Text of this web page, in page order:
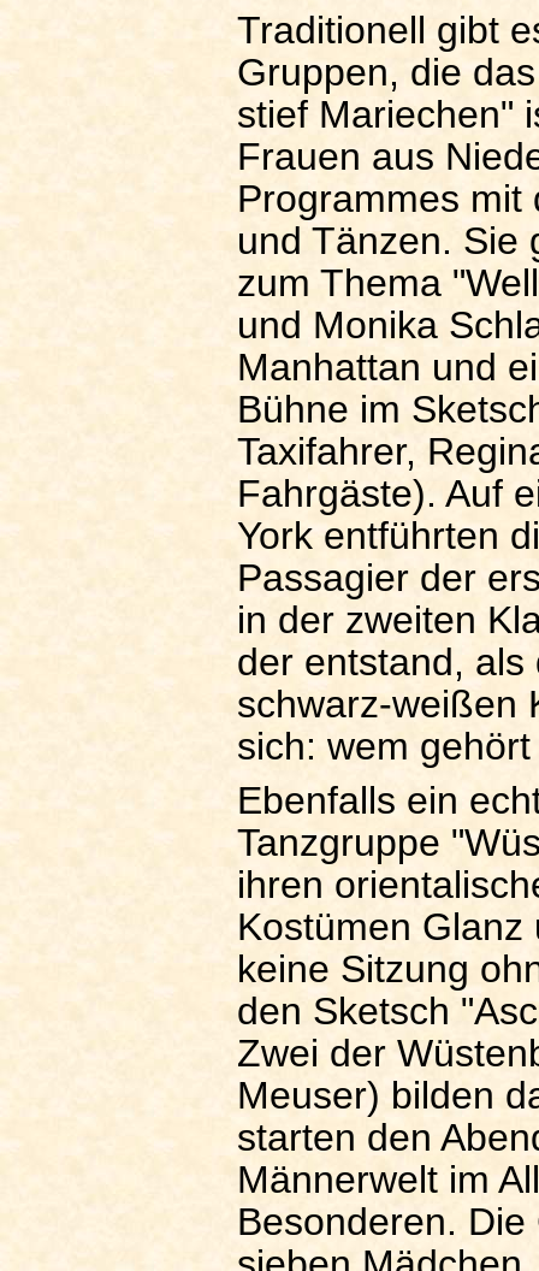
Traditionell gibt
Gruppen, die
stief Mariechen"
Frauen aus
Programmes mit
und Tänzen. Sie
zum Thema
und Monika
Manhattan und
Bühne im
Taxifahrer,
Fahrgäste). Auf
York entführten
Passagier der
in der zweiten
der entstand, als
schwarz-weißen
sich: wem
Ebenfalls ein
Tanzgruppe
ihren
Kostümen
keine Sitzung
den Sketsch
Zwei der
Meuser) bilden
starten den
Männerwelt im
Besonderen.